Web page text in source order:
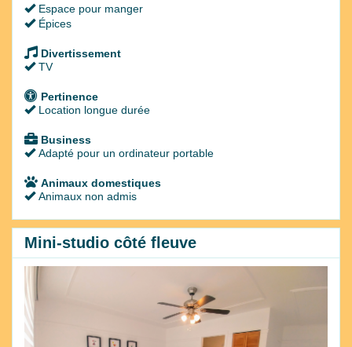
Espace pour manger
Épices
Divertissement
TV
Pertinence
Location longue durée
Business
Adapté pour un ordinateur portable
Animaux domestiques
Animaux non admis
Mini-studio côté fleuve